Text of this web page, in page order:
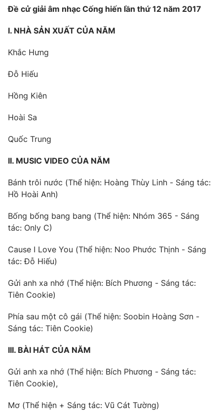
Liên hệ quảng cáo:024-7300.7108
thuận bằng văn bản. Ghi rõ nguồn VTV.vn khi phát hành lại
Đề cử giải âm nhạc Cống hiến lần thứ 12 năm 2017
I. NHÀ SẢN XUẤT CỦA NĂM
Khắc Hưng
Đỗ Hiếu
Hồng Kiên
Hoài Sa
Quốc Trung
II. MUSIC VIDEO CỦA NĂM
Bánh trôi nước (Thể hiện: Hoàng Thùy Linh - Sáng tác:
Hồ Hoài Anh)
Bống bống bang bang (Thể hiện: Nhóm 365 - Sáng
tác: Only C)
Cause I Love You (Thể hiện: Noo Phước Thịnh - Sáng
tác: Đỗ Hiếu)
Gửi anh xa nhớ (Thể hiện: Bích Phương - Sáng tác:
Tiên Cookie)
Phía sau một cô gái (Thể hiện: Soobin Hoàng Sơn -
Sáng tác: Tiên Cookie)
III. BÀI HÁT CỦA NĂM
Gửi anh xa nhớ (Thể hiện: Bích Phương - Sáng tác:
Tiên Cookie),
Mơ (Thể hiện + Sáng tác: Vũ Cát Tường)